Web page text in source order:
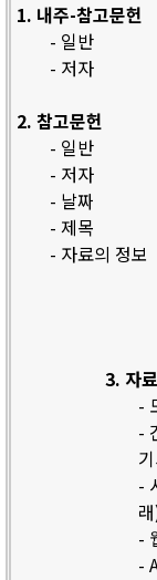
1. 내주-참고문헌
- 일반
- 저자
2. 참고문헌
- 일반
- 저자
- 날짜
- 제목
- 자료의 정보
3. 자
-
-
-
-
-